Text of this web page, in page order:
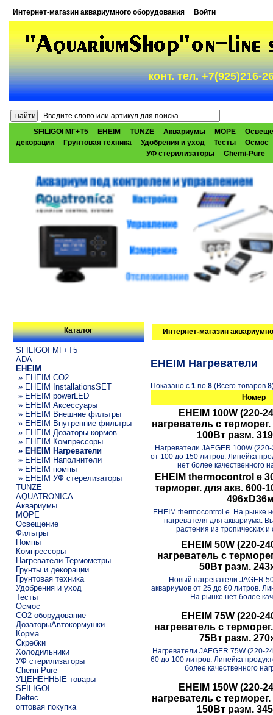
Интернет-магазин аквариумного оборудования Войти
конт. тел. +7(925)216-
SFILIGOI МГ+Т5 EHEIM TUNZE Аквариумы МОРЕ
декорации
Грунтовая техника Удобрения и уход Тесты
Осмос
УФ стерилизаторы
Chemi-Pure
Каталог
SFILIGOI МГ+Т5
ADA
EHEIM
» EHEIM CO2
» EHEIM InstallationsSET
» EHEIM powerLED
» EHEIM Аксессуары
» EHEIM Внешние фильтры
» EHEIM Внутренние фильтры
» EHEIM Дозаторы кормов
» EHEIM Компрессоры
» EHEIM Нагреватели
» EHEIM Наполнители
» EHEIM помпы
» EHEIM УФ стерелизаторы
TUNZE
AQUATRONICA
Аквариумы
МОРЕ
Освещение
Фильтры
Помпы
Компрессоры
Нагреватели Термометры
Грунты и декорации
Грунтовая техника
Удобрения и уход
Тесты
Осмос
CO2 оборудование
ДозаторыАвтокормушки
Корма
Скребки
Холодильники
УФ стерилизаторы
Chemi-Pure
УЦЕНЁННЫЕ товары
SFILIGOI
Deltec
оптовая покупка
Интернет-магазин
EHEIM Нагреватели
Показано с 1по 8(Всего товаров 8
Номер
EHEIM 100W (220-
нагреватель с
100Вт разм.
Нагреватели JAEGER 100W
от 100 до 150 литров. Линейка
нет более качественного
EHEIM thermocontrol e
терморег. для акв. 600-
EHEIM thermocontrol e. На рынке
нагревателя для аквариума.
растения из тропических и
EHEIM 50W (220-
нагреватель с
50Вт разм.
Новый нагреватели JAGER
аквариумов от 25 до 60 литров.
На рынке нет более
EHEIM 75W (220-
нагреватель с
75Вт разм.
Нагреватели JAEGER 75W (220-
60 до 100 литров. Линейка
более качественного
EHEIM 150W (220-
нагреватель с
150Вт разм.